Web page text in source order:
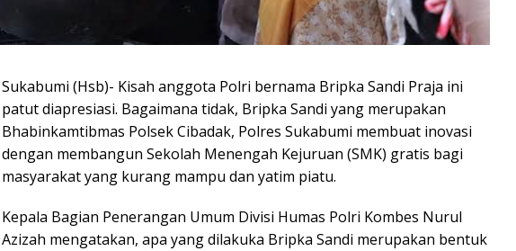
Sukabumi (Hsb)- Kisah anggota Polri bernama Bripka Sandi Praja ini
patut diapresiasi. Bagaimana tidak, Bripka Sandi yang merupakan
Bhabinkamtibmas Polsek Cibadak, Polres Sukabumi membuat inovasi
dengan membangun Sekolah Menengah Kejuruan (SMK) gratis bagi
masyarakat yang kurang mampu dan yatim piatu.
Kepala Bagian Penerangan Umum Divisi Humas Polri Kombes Nurul
Azizah mengatakan, apa yang dilakuka Bripka Sandi merupakan bentuk